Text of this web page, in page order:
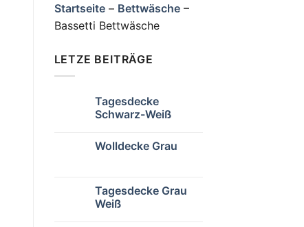
Startseite– Bettwäsche–
Bassetti Bettwäsche
LETZE BEITRÄGE
Tagesdecke
Schwarz-Weiß
Wolldecke Grau
Tagesdecke Grau
Weiß